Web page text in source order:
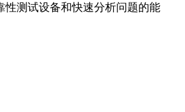
测试设备和快速分析问题的能